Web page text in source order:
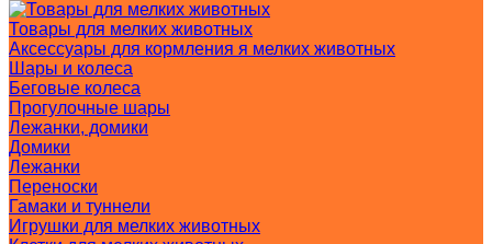
Товары для мелких животных
Аксессуары для кормления я мелких животных
Шары и колеса
Беговые колеса
Прогулочные шары
Лежанки, домики
Домики
Лежанки
Переноски
Гамаки и туннели
Игрушки для мелких животных